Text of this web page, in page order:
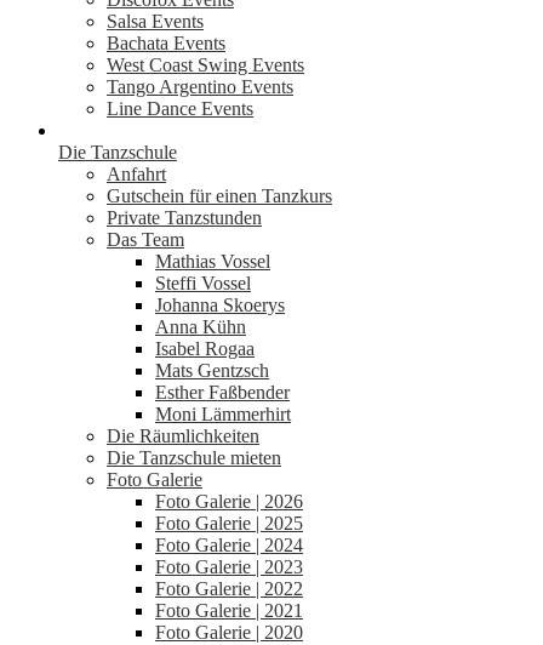
Salsa Events
Bachata Events
West Coast Swing Events
Tango Argentino Events
Line Dance Events
Die Tanzschule
Anfahrt
Gutschein für einen Tanzkurs
Private Tanzstunden
Das Team
Mathias Vossel
Steffi Vossel
Johanna Skoerys
Anna Kühn
Isabel Rogaa
Mats Gentzsch
Esther Faßbender
Moni Lämmerhirt
Die Räumlichkeiten
Die Tanzschule mieten
Foto Galerie
Foto Galerie | 2026
Foto Galerie | 2025
Foto Galerie | 2024
Foto Galerie | 2023
Foto Galerie | 2022
Foto Galerie | 2021
Foto Galerie | 2020